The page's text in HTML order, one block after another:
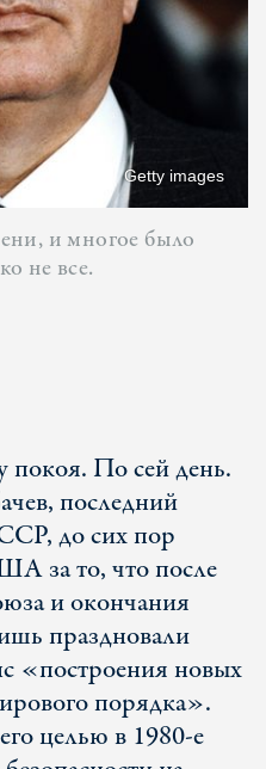
Getty images
и многое было
не все.
покоя. По сей день.
последний
до сих пор
за то, что после
и окончания
праздновали
«построения новых
порядка».
целью в 1980-е